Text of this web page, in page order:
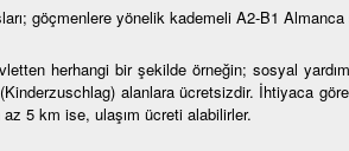
göçmenlere yönelik kademeli A2-B1
herhangi bir şekilde örneğin; sosyal
alanlara ücretsizdir. İhtiyaca
5 km ise, ulaşım ücreti alabilirler.